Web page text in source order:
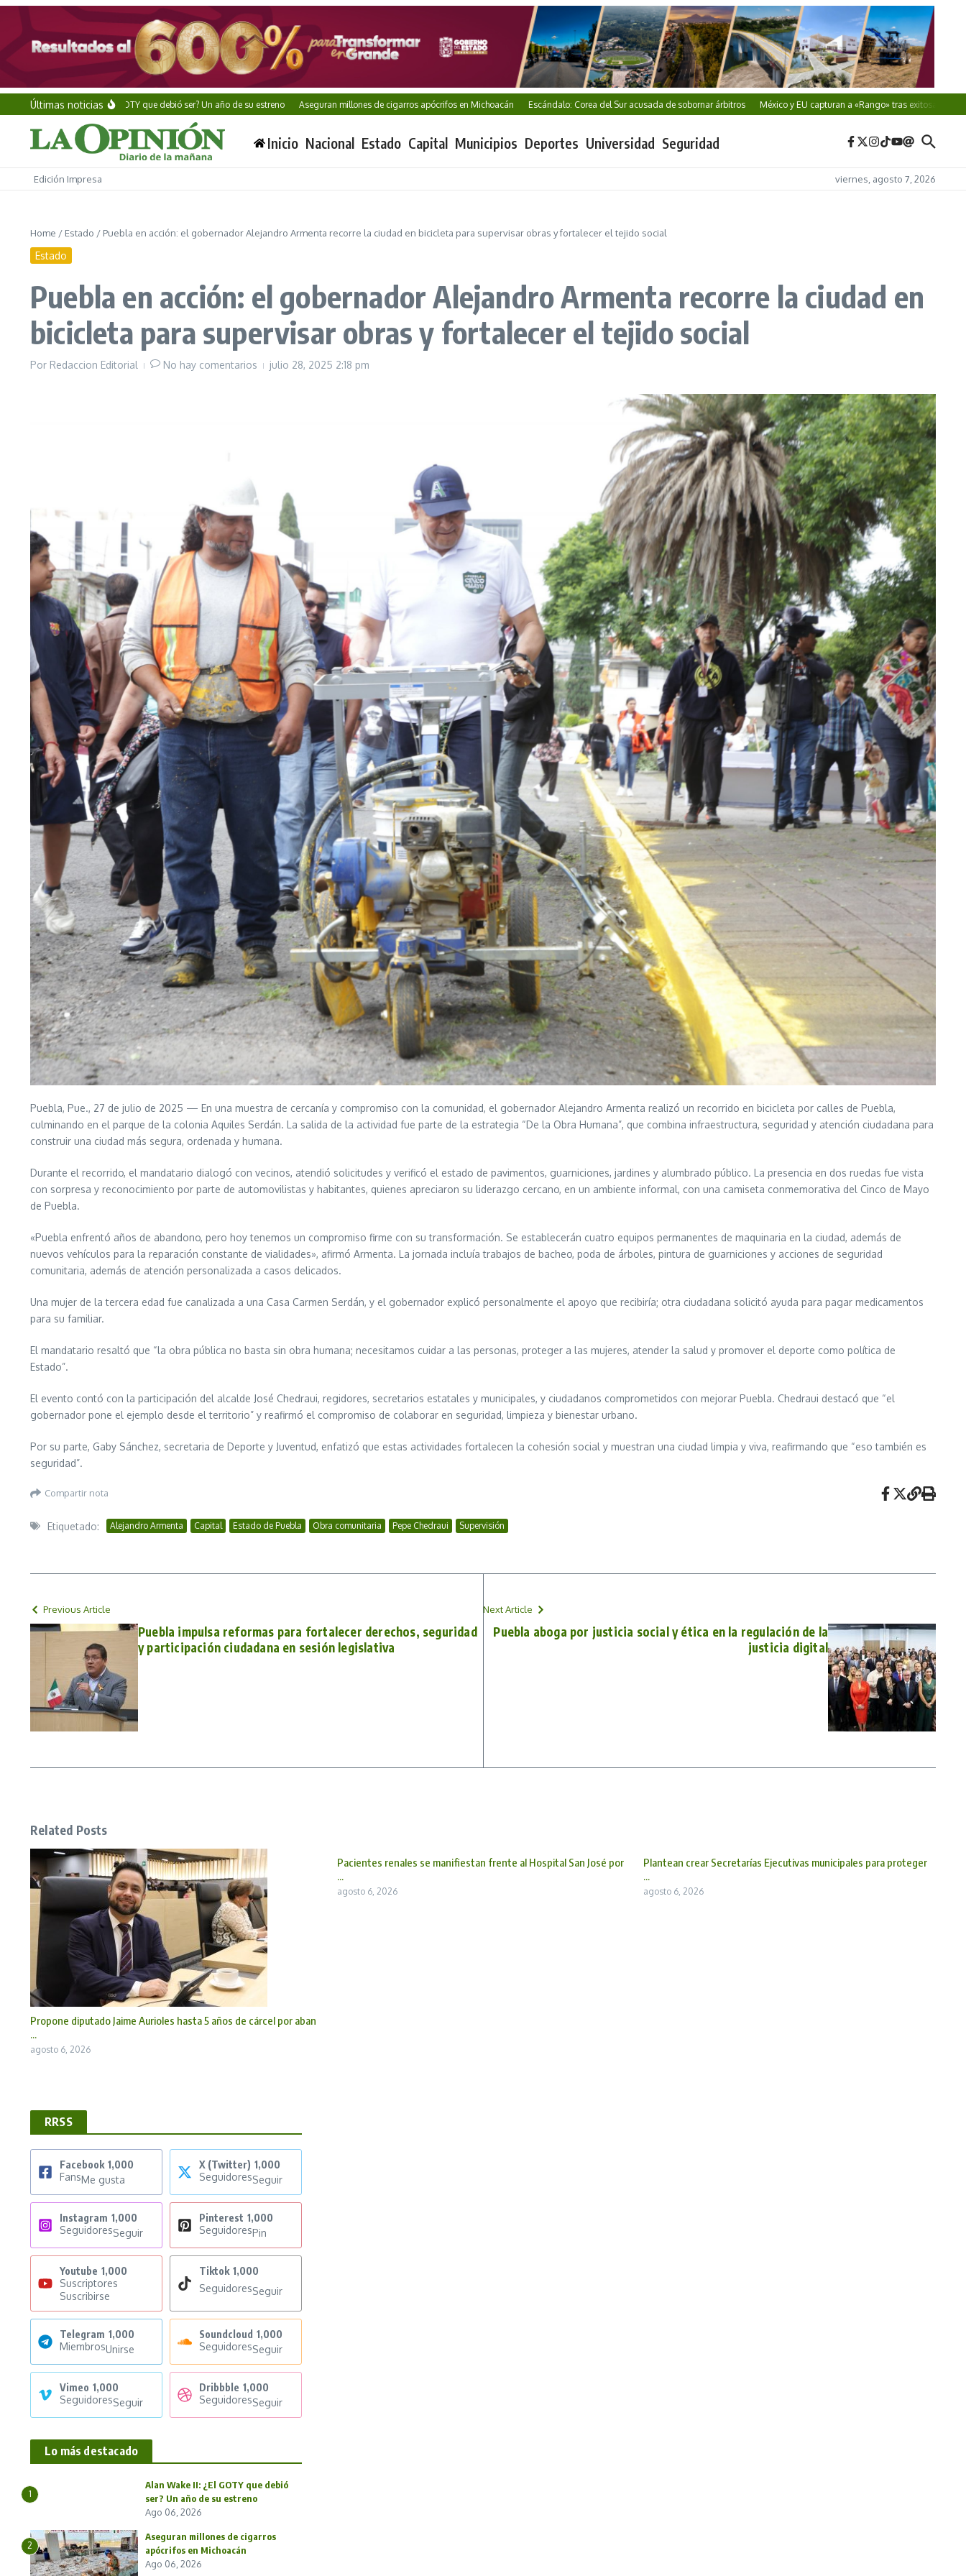
Saltar al contenido
Últimas noticias
Alan Wake II: ¿El GOTY que debió ser? Un año de su estreno Aseguran millones de cigarros apócrifos en Michoacán Escándalo: Corea del Sur acusada de sobornar árbitros México y EU capturan a «Rango» tras exitosa cooperación
Inicio Nacional Estado Capital Municipios Deportes Universidad Seguridad
Edición Impresa viernes, agosto 7, 2026
Home / Estado / Puebla en acción: el gobernador Alejandro Armenta recorre la ciudad en bicicleta para supervisar obras y fortalecer el tejido social
Estado
Puebla en acción: el gobernador Alejandro Armenta recorre la ciudad en
bicicleta para supervisar obras y fortalecer el tejido social
Por Redaccion Editorial No hay comentarios julio 28, 2025 2:18 pm
Puebla, Pue., 27 de julio de 2025 — En una muestra de cercanía y compromiso con la comunidad, el gobernador Alejandro Armenta realizó un recorrido en bicicleta por calles de Puebla,
culminando en el parque de la colonia Aquiles Serdán. La salida de la actividad fue parte de la estrategia “De la Obra Humana”, que combina infraestructura, seguridad y atención ciudadana para
construir una ciudad más segura, ordenada y humana.
Durante el recorrido, el mandatario dialogó con vecinos, atendió solicitudes y verificó el estado de pavimentos, guarniciones, jardines y alumbrado público. La presencia en dos ruedas fue vista
con sorpresa y reconocimiento por parte de automovilistas y habitantes, quienes apreciaron su liderazgo cercano, en un ambiente informal, con una camiseta conmemorativa del Cinco de Mayo
de Puebla.
«Puebla enfrentó años de abandono, pero hoy tenemos un compromiso firme con su transformación. Se establecerán cuatro equipos permanentes de maquinaria en la ciudad, además de
nuevos vehículos para la reparación constante de vialidades», afirmó Armenta. La jornada incluía trabajos de bacheo, poda de árboles, pintura de guarniciones y acciones de seguridad
comunitaria, además de atención personalizada a casos delicados.
Una mujer de la tercera edad fue canalizada a una Casa Carmen Serdán, y el gobernador explicó personalmente el apoyo que recibiría; otra ciudadana solicitó ayuda para pagar medicamentos
para su familiar.
El mandatario resaltó que “la obra pública no basta sin obra humana; necesitamos cuidar a las personas, proteger a las mujeres, atender la salud y promover el deporte como política de
Estado”.
El evento contó con la participación del alcalde José Chedraui, regidores, secretarios estatales y municipales, y ciudadanos comprometidos con mejorar Puebla. Chedraui destacó que “el
gobernador pone el ejemplo desde el territorio” y reafirmó el compromiso de colaborar en seguridad, limpieza y bienestar urbano.
Por su parte, Gaby Sánchez, secretaria de Deporte y Juventud, enfatizó que estas actividades fortalecen la cohesión social y muestran una ciudad limpia y viva, reafirmando que “eso también es
seguridad”.
Compartir nota
Etiquetado: Alejandro Armenta Capital Estado de Puebla Obra comunitaria Pepe Chedraui Supervisión
Previous Article
Puebla impulsa reformas para fortalecer derechos, seguridad
y participación ciudadana en sesión legislativa
Next Article
Puebla aboga por justicia social y ética en la regulación de la
justicia digital
Related Posts
Propone diputado Jaime Aurioles hasta 5 años de cárcel por aban
...
agosto 6, 2026
Pacientes renales se manifiestan frente al Hospital San José por
...
agosto 6, 2026
Plantean crear Secretarías Ejecutivas municipales para proteger
...
agosto 6, 2026
RRSS
Facebook 1,000
FansMe gusta
X (Twitter) 1,000
SeguidoresSeguir
Instagram 1,000
SeguidoresSeguir
Pinterest 1,000
SeguidoresPin
Youtube 1,000
Suscriptores
Suscribirse
Tiktok 1,000
SeguidoresSeguir
Telegram 1,000
MiembrosUnirse
Soundcloud 1,000
SeguidoresSeguir
Vimeo 1,000
SeguidoresSeguir
Dribbble 1,000
SeguidoresSeguir
Lo más destacado
1
Alan Wake II: ¿El GOTY que debió
ser? Un año de su estreno
Ago 06, 2026
2
Aseguran millones de cigarros
apócrifos en Michoacán
Ago 06, 2026